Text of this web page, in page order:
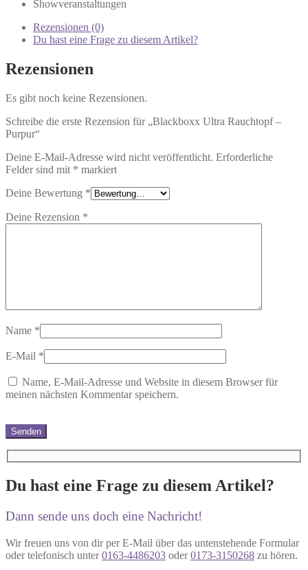
Showveranstaltungen
Rezensionen (0)
Du hast eine Frage zu diesem Artikel?
Rezensionen
Es gibt noch keine Rezensionen.
Schreibe die erste Rezension für „Blackboxx Ultra Rauchtopf –
Purpur“
Deine E-Mail-Adresse wird nicht veröffentlicht. Erforderliche
Felder sind mit * markiert
Deine Bewertung *
Deine Rezension *
Name *
E-Mail *
Name, E-Mail-Adresse und Website in diesem Browser für
meinen nächsten Kommentar speichern.
Du hast eine Frage zu diesem Artikel?
Dann sende uns doch eine Nachricht!
Wir freuen uns von dir per E-Mail über das untenstehende Formular
oder telefonisch unter0163-4486203 oder0173-3150268 zu hören.